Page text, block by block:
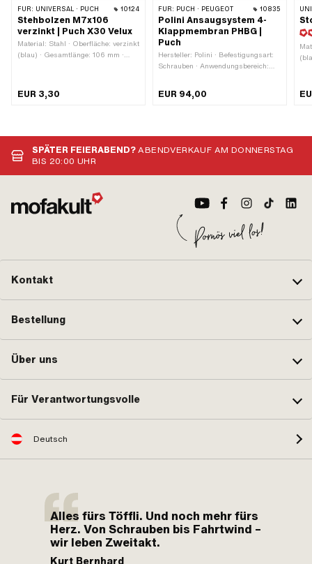
FÜR: UNIVERSAL · PUCH 10124
Stehbolzen M7x106
verzinkt | Puch X30 Velux
Material: Stahl · Oberfläche: verzinkt
(blau) · Gesamtlänge: 106 mm ·
· Gewindelänge: 25 mm
EUR 3,30
FÜR: PUCH · PEUGEOT 10835
Polini Ansaugsystem 4-
Klappmembran PHBG |
Puch
Hersteller: Polini · Befestigungsart:
Schrauben · Anwendungsbereich:
Lochbild [mm]: 56 x 30 mm / 39 x
EUR 94,00
SPÄTER FEIERABEND?ABENDVERKAUF AM DONNERSTAG
BIS 20:00 UHR
Kontakt
Bestellung
Über uns
Für Verantwortungsvolle
Deutsch
Alles fürs Töffli. Und noch mehr fürs
Herz. Von Schrauben bis Fahrtwind –
wir leben Zweitakt.